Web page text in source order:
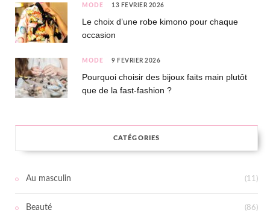
MODE 13 FÉVRIER 2026
Le choix d’une robe kimono pour chaque
occasion
MODE 9 FÉVRIER 2026
Pourquoi choisir des bijoux faits main plutôt
que de la fast-fashion ?
CATÉGORIES
Au masculin (11)
Beauté (86)